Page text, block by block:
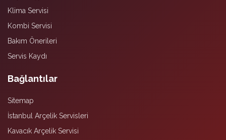
Klima Servisi
Kombi Servisi
Bakım Önerileri
Servis Kaydı
Bağlantılar
Sitemap
İstanbul Arçelik Servisleri
Kavacık Arçelik Servisi